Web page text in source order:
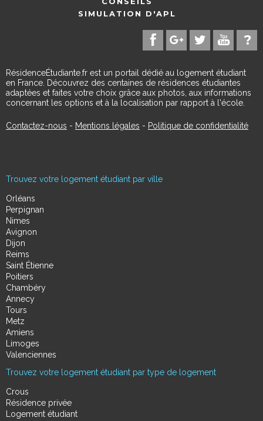
SIMULATION D'APL
RésidenceÉtudiante.fr est un portail dédié au logement étudiant
en France. Découvrez des centaines de résidences étudiantes
adaptées et faites votre choix grâce aux photos, aux informations
concernant les options et à la localisation par rapport à l'école.
Contactez-nous - Mentions légales - Politique de confidentialité
Trouvez votre logement étudiant par ville
Orléans
Perpignan
Nimes
Avignon
Dijon
Reims
Saint Étienne
Poitiers
Chambéry
Annecy
Tours
Metz
Amiens
Limoges
Valenciennes
Trouvez votre logement étudiant par type de logement
Crous
Résidence privée
Logement étudiant